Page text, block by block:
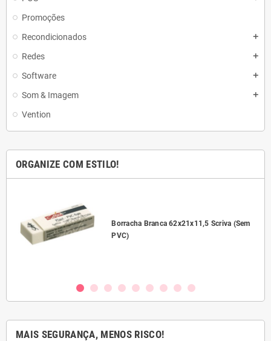
Promoções
Recondicionados
add
Redes add
Software add
Som & Imagem add
Vention
ORGANIZE COM ESTILO!
Borracha Branca 62x21x11,5 Scriva (Sem
PVC)
MAIS SEGURANÇA, MENOS RISCO!